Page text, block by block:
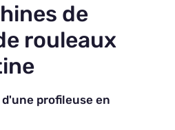
de
rouleaux
profileuse en